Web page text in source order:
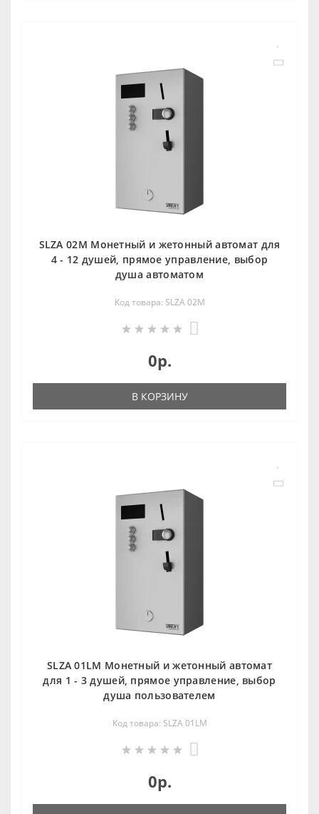
SLZA 02M Монетный и жетoнный автомат для
4 - 12 душей, прямое управление, выбoр
душа автoматoм
Код товара: SLZA 02M
0р.
В КОРЗИНУ
SLZA 01LM Монетный и жетoнный автомат
для 1 - 3 душей, прямое управление, выбор
душа пользователем
Код товара: SLZA 01LM
0р.